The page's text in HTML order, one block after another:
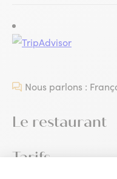
Nous parlons :
Le restaurant
Tarifs